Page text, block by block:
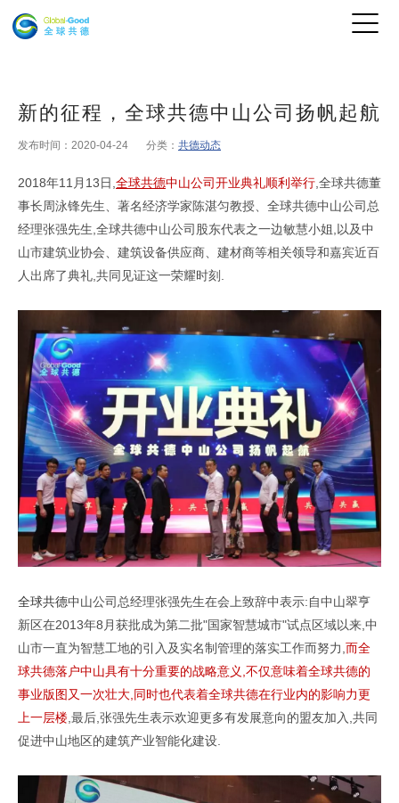
新的征程，全球共德中山公司扬帆起航
发布时间：2020-04-24 分类： 共德动态
2018年11月13日, 全球共德中山公司开业典礼顺利举行 ,全球共德董
事长周泳锋先生、著名经济学家陈湛匀教授、全球共德中山公司总
经理张强先生,全球共德中山公司股东代表之一边敏慧小姐,以及中
山市建筑业协会、建筑设备供应商、建材商等相关领导和嘉宾近百
人出席了典礼,共同见证这一荣耀时刻.
全球共德中山公司总经理张强先生在会上致辞中表示:自中山翠亨
新区在2013年8月获批成为第二批"国家智慧城市"试点区域以来,中
山市一直为智慧工地的引入及实名制管理的落实工作而努力, 而全
球共德落户中山具有十分重要的战略意义,不仅意味着全球共德的
事业版图又一次壮大,同时也代表着全球共德在行业内的影响力更
上一层楼 ,最后,张强先生表示欢迎更多有发展意向的盟友加入,共同
促进中山地区的建筑产业智能化建设.